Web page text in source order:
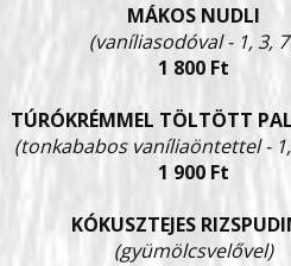
MÁKOS NUDLI
(vaníliasodóval - 1, 3,
1 800 Ft
TÚRÓKRÉMMEL TÖLTÖTT
(tonkababos vaníliaöntettel - 1,
1 900 Ft
KÓKUSZTEJES
(gyümölcsvelővel)